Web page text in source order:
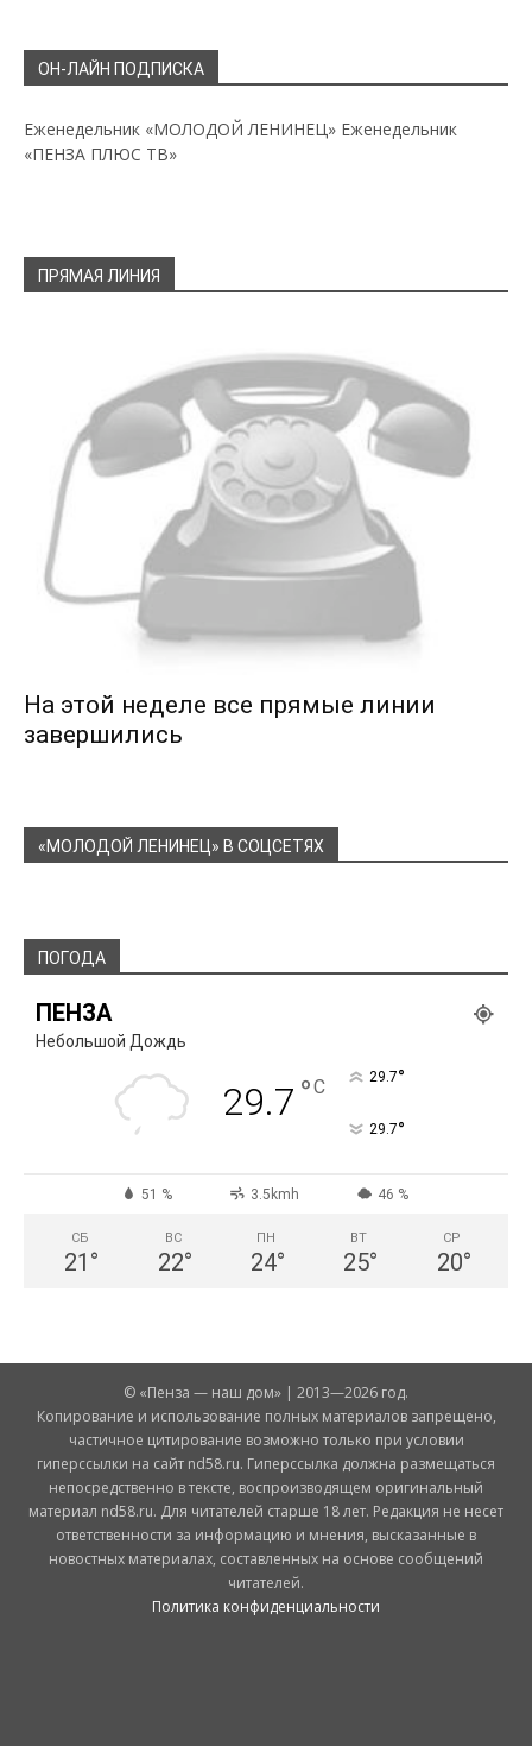
ОН-ЛАЙН ПОДПИСКА
Еженедельник «МОЛОДОЙ ЛЕНИНЕЦ» Еженедельник
«ПЕНЗА ПЛЮС ТВ»
ПРЯМАЯ ЛИНИЯ
На этой неделе все прямые линии
завершились
«МОЛОДОЙ ЛЕНИНЕЦ» В СОЦСЕТЯХ
ПОГОДА
ПЕНЗА
Небольшой Дождь
29.7 °C 29.7°
29.7°
51 % 3.5kmh 46 %
СБ
21 °
ВС
22°
ПН
24°
ВТ
25°
СР
20°
© «Пенза — наш дом» | 2013—2026 год.
Копирование и использование полных материалов запрещено,
частичное цитирование возможно только при условии
гиперссылки на сайт nd58.ru. Гиперссылка должна размещаться
непосредственно в тексте, воспроизводящем оригинальный
материал nd58.ru. Для читателей старше 18 лет. Редакция не несет
ответственности за информацию и мнения, высказанные в
новостных материалах, составленных на основе сообщений
читателей.
Политика конфиденциальности